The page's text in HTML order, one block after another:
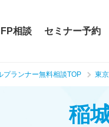
FP相談 セミナー予約
プランナー無料相談TOP 東
稲